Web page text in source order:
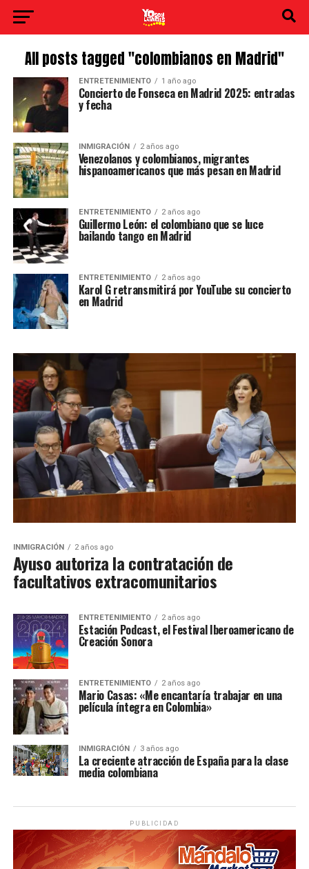
All posts tagged "colombianos en Madrid"
ENTRETENIMIENTO 1 año ago
Concierto de Fonseca en Madrid 2025: entradas
y fecha
INMIGRACIÓN 2 años ago
Venezolanos y colombianos, migrantes
hispanoamericanos que más pesan en Madrid
ENTRETENIMIENTO 2 años ago
Guillermo León: el colombiano que se luce
bailando tango en Madrid
ENTRETENIMIENTO 2 años ago
Karol G retransmitirá por YouTube su concierto
en Madrid
INMIGRACIÓN 2 años ago
Ayuso autoriza la contratación de
facultativos extracomunitarios
ENTRETENIMIENTO 2 años ago
Estación Podcast, el Festival Iberoamericano de
Creación Sonora
ENTRETENIMIENTO 2 años ago
Mario Casas: «Me encantaría trabajar en una
película íntegra en Colombia»
INMIGRACIÓN 3 años ago
La creciente atracción de España para la clase
media colombiana
PUBLICIDAD